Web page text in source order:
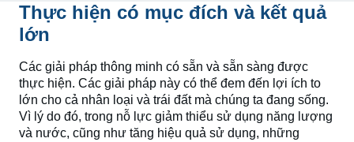
Thực hiện có mục đích và kết quả
lớn
Các giải pháp thông minh có sẵn và sẵn sàng được
thực hiện. Các giải pháp này có thể đem đến lợi ích to
lớn cho cả nhân loại và trái đất mà chúng ta đang sống.
Vì lý do đó, trong nỗ lực giảm thiểu sử dụng năng lượng
và nước, cũng như tăng hiệu quả sử dụng, những